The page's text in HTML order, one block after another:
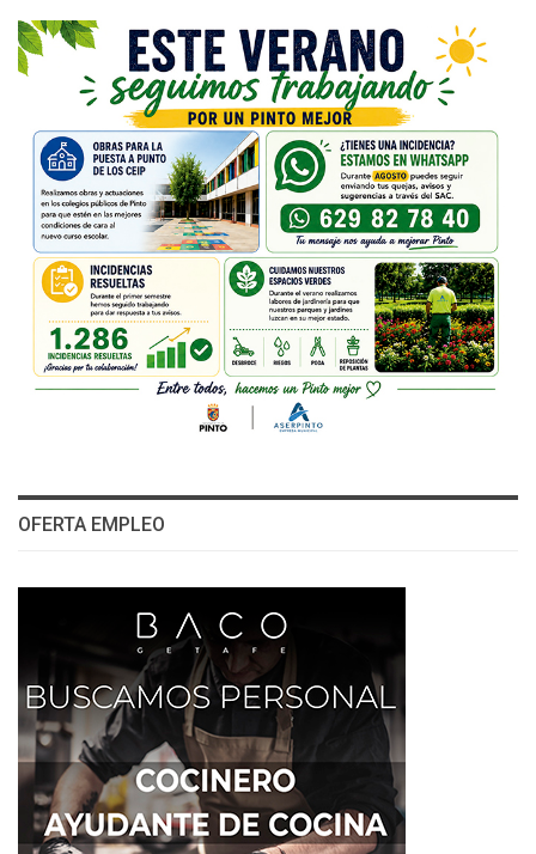
OFERTA EMPLEO